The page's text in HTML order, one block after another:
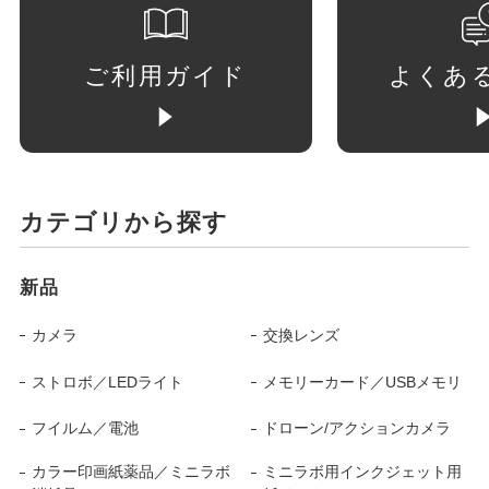
ご利用ガイド よくあ
カテゴリから探す
新品
カメラ 交換レンズ
ストロボ／LEDライト メモリーカード／USBメモリ
フイルム／電池 ドローン/アクションカメラ
カラー印画紙薬品／ミニラボ
ミニラボ用インクジェット用